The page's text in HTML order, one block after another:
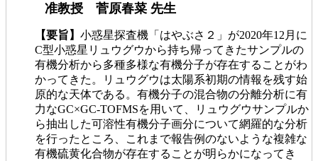
准教授 菅原春菜 先生
【要旨】 小惑星探査機「はやぶさ２」が2020年12月に
C型小惑星リュウグウから持ち帰ってきたサンプルの
有機分析から多種多様な有機分子が存在することがわ
かってきた。リュウグウは太陽系初期の情報を残す始
原的な天体である。有機分子の混合物の分離分析に有
力なGC×GC-TOFMSを用いて、リュウグウサンプルか
ら抽出した可溶性有機分子画分について網羅的な分析
を行ったところ、これまで報告例のないような複雑な
有機硫黄化合物が存在することが明らかになってき